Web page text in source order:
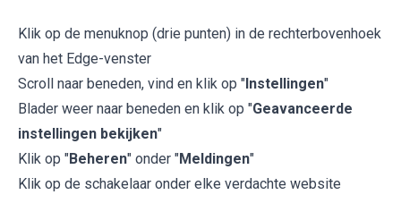
Klik op de menuknop (drie punten) in de rechterbovenhoek
van het Edge-venster
Scroll naar beneden, vind en klik op " Instellingen"
Blader weer naar beneden en klik op "Geavanceerde
instellingen bekijken"
Klik op "Beheren" onder "Meldingen"
Klik op de schakelaar onder elke verdachte website